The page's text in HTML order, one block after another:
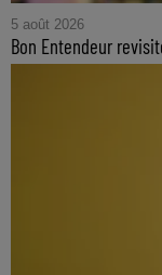
5 août 2026
Bon Entendeur